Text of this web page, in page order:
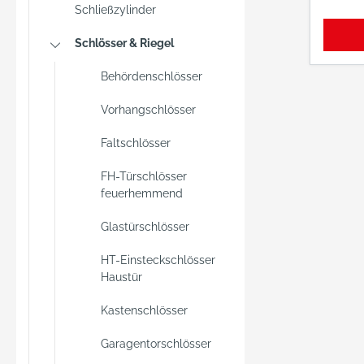
Schließzylinder
Schlösser & Riegel
Behördenschlösser
Vorhangschlösser
Faltschlösser
FH-Türschlösser
feuerhemmend
Glastürschlösser
HT-Einsteckschlösser
Haustür
Kastenschlösser
Garagentorschlösser